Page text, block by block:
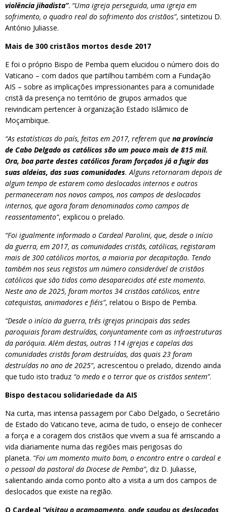
violência jihadista”. “Uma igreja perseguida, uma igreja em
sofrimento, o quadro real do sofrimento dos cristãos”, sintetizou D.
António Juliasse.
Mais de 300 cristãos mortos desde 2017
E foi o próprio Bispo de Pemba quem elucidou o número dois do
Vaticano – com dados que partilhou também com a Fundação
AIS – sobre as implicações impressionantes para a comunidade
cristã da presença no território de grupos armados que
reivindicam pertencer à organização Estado Islâmico de
Moçambique.
“As estatísticas do país, feitas em 2017, referem que na província
de Cabo Delgado os católicos são um pouco mais de 815 mil.
Ora, boa parte destes católicos foram forçados já a fugir das
suas aldeias, das suas comunidades. Alguns retornaram depois de
algum tempo de estarem como deslocados internos e outros
permaneceram nos novos campos, nos campos de deslocados
internos, que agora foram denominados como campos de
reassentamento”, explicou o prelado.
“Foi igualmente informado o Cardeal Parolini, que, desde o início
da guerra, em 2017, as comunidades cristãs, católicas, registaram
mais de 300 católicos mortos, a maioria por decapitação. Tendo
também nos seus registos um número considerável de cristãos
católicos que são tidos como desaparecidos até este momento.
Neste ano de 2025, foram mortos 34 cristãos católicos, entre
catequistas, animadores e fiéis”, relatou o Bispo de Pemba.
“Desde o início da guerra, três igrejas principais das sedes
paroquiais foram destruídas, conjuntamente com as infraestruturas
da paróquia. Além destas, outras 114 igrejas e capelas das
comunidades cristãs foram destruídas, das quais 23 foram
destruídas no ano de 2025”, acrescentou o prelado, dizendo ainda
que tudo isto traduz “o medo e o terror que os cristãos sentem”.
Bispo destacou solidariedade da AIS
Na curta, mas intensa passagem por Cabo Delgado, o Secretário
de Estado do Vaticano teve, acima de tudo, o ensejo de conhecer
a força e a coragem dos cristãos que vivem a sua fé arriscando a
vida diariamente numa das regiões mais perigosas do
planeta. “Foi um momento muito bom, o encontro entre o cardeal e
o pessoal da pastoral da Diocese de Pemba”, diz D. Juliasse,
salientando ainda como ponto alto a visita a um dos campos de
deslocados que existe na região.
O Cardeal “visitou o acampamento, onde saudou os deslocados